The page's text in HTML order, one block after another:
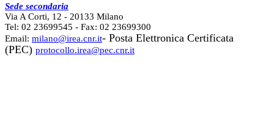
Sede secondaria
Via A Corti, 12 - 20133 Milano
Tel: 02 23699545 - Fax: 02 23699300
Email: milano@irea.cnr.it- Posta Elettronica Certificata
(PEC) protocollo.irea@pec.cnr.it